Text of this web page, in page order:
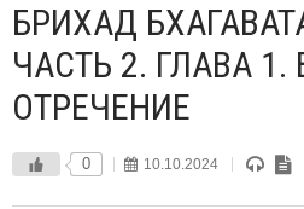
БРИХАД
ЧАСТЬ 2. ГЛАВА 1.
ОТРЕЧЕНИЕ
0 10.10.2024